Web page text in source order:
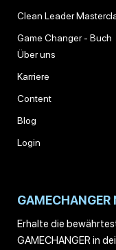
Clean Leader
Game Changer - Buch
Über uns
Karriere
Content
Blog
Login
Erhalte die
GAMECHANGER in